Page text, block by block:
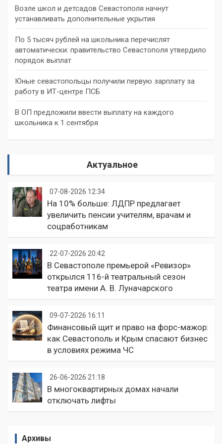
Возле школ и детсадов Севастополя начнут
устанавливать дополнительные укрытия
По 5 тысяч рублей на школьника перечислят
автоматически: правительство Севастополя утвердило
порядок выплат
Юные севастопольцы получили первую зарплату за
работу в ИТ-центре ПСБ
В ОП предложили ввести выплату на каждого
школьника к 1 сентября
Актуальное
07-08-2026 12:34
На 10% больше: ЛДПР предлагает
увеличить пенсии учителям, врачам и
соцработникам
22-07-2026 20:42
В Севастополе премьерой «Ревизор»
открылся 116-й театральный сезон
театра имени А. В. Луначарского
09-07-2026 16:11
Финансовый щит и право на форс-мажор:
как Севастополь и Крым спасают бизнес
в условиях режима ЧС
26-06-2026 21:18
В многоквартирных домах начали
отключать лифты
Архивы